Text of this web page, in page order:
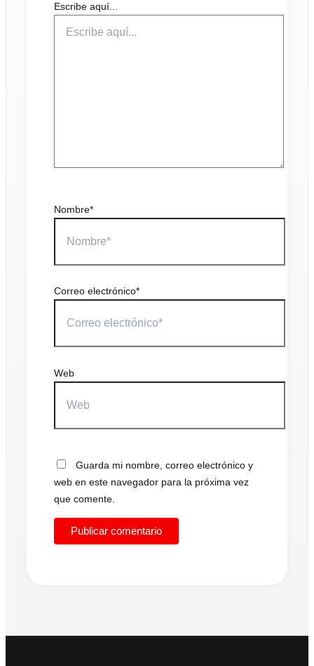
Escribe aquí...
Nombre*
Correo electrónico*
Web
Guarda mi nombre, correo electrónico y
web en este navegador para la próxima vez
que comente.